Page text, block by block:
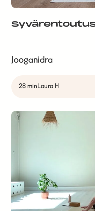
Jooganidra
28 min Laura H